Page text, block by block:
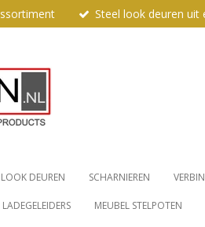
Steel look deuren uit
LOOK DEUREN SCHARNIEREN
LADEGELEIDERS MEUBEL STELPOTEN